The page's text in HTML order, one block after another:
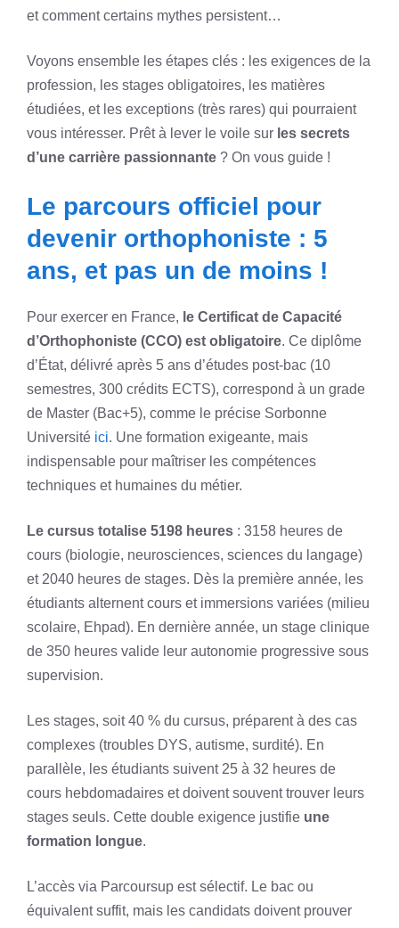
et comment certains mythes persistent…
Voyons ensemble les étapes clés : les exigences de la
profession, les stages obligatoires, les matières
étudiées, et les exceptions (très rares) qui pourraient
vous intéresser. Prêt à lever le voile sur les secrets
d’une carrière passionnante ? On vous guide !
Le parcours officiel pour
devenir orthophoniste : 5
ans, et pas un de moins !
Pour exercer en France, le Certificat de Capacité
d’Orthophoniste (CCO) est obligatoire. Ce diplôme
d’État, délivré après 5 ans d’études post-bac (10
semestres, 300 crédits ECTS), correspond à un grade
de Master (Bac+5), comme le précise Sorbonne
Université ici. Une formation exigeante, mais
indispensable pour maîtriser les compétences
techniques et humaines du métier.
Le cursus totalise 5198 heures : 3158 heures de
cours (biologie, neurosciences, sciences du langage)
et 2040 heures de stages. Dès la première année, les
étudiants alternent cours et immersions variées (milieu
scolaire, Ehpad). En dernière année, un stage clinique
de 350 heures valide leur autonomie progressive sous
supervision.
Les stages, soit 40 % du cursus, préparent à des cas
complexes (troubles DYS, autisme, surdité). En
parallèle, les étudiants suivent 25 à 32 heures de
cours hebdomadaires et doivent souvent trouver leurs
stages seuls. Cette double exigence justifie une
formation longue.
L’accès via Parcoursup est sélectif. Le bac ou
équivalent suffit, mais les candidats doivent prouver